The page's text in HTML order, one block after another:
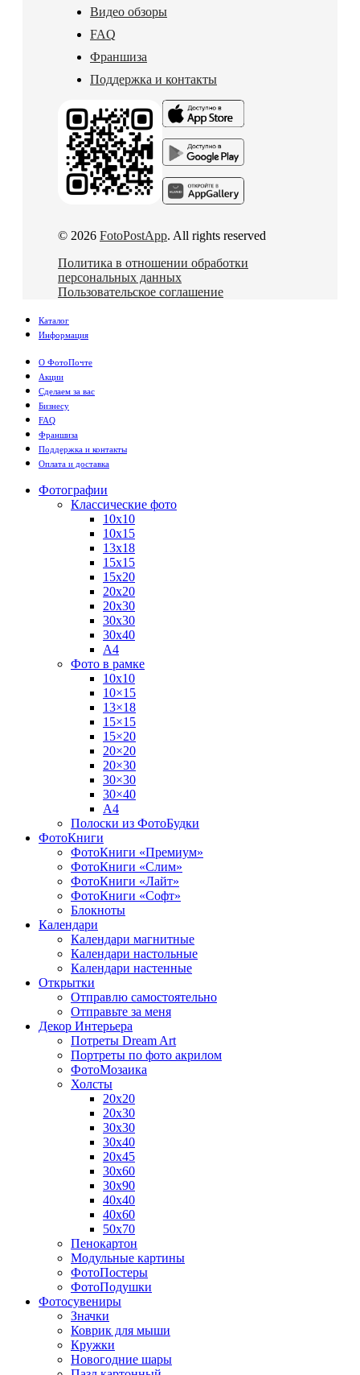
Видео обзоры
FAQ
Франшиза
Поддержка и контакты
© 2026 FotoPostApp. All rights reserved
Политика в отношении обработки
персональных данных
Пользовательское соглашение
Каталог
Информация
О ФотоПочте
Акции
Сделаем за вас
Бизнесу
FAQ
Франшиза
Поддержка и контакты
Оплата и доставка
Фотографии
Классические фото
10х10
10х15
13х18
15х15
15х20
20х20
20х30
30х30
30х40
А4
Фото в рамке
10х10
10×15
13×18
15×15
15×20
20×20
20×30
30×30
30×40
A4
Полоски из ФотоБудки
ФотоКниги
ФотоКниги «Премиум»
ФотоКниги «Слим»
ФотоКниги «Лайт»
ФотоКниги «Софт»
Блокноты
Календари
Календари магнитные
Календари настольные
Календари настенные
Открытки
Отправлю самостоятельно
Отправьте за меня
Декор Интерьера
Потреты Dream Art
Портреты по фото акрилом
ФотоМозаика
Холсты
20х20
20х30
30х30
30х40
20х45
30х60
30х90
40х40
40х60
50х70
Пенокартон
Модульные картины
ФотоПостеры
ФотоПодушки
Фотоcувениры
Значки
Коврик для мыши
Кружки
Новогодние шары